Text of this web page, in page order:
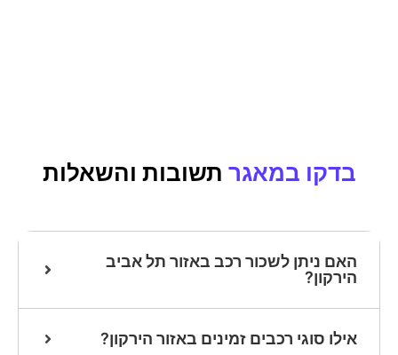
בדקו במאגר תשובות והשאלות
האם ניתן לשכור רכב באזור תל אביב
הירקון?
אילו סוגי רכבים זמינים באזור הירקון?